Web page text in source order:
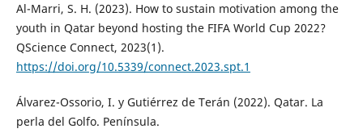
Al-Marri, S. H. (2023). How to sustain motivation among the
youth in Qatar beyond hosting the FIFA World Cup 2022?
QScience Connect, 2023(1).
https://doi.org/10.5339/connect.2023.spt.1
Álvarez-Ossorio, I. y Gutiérrez de Terán (2022). Qatar. La
perla del Golfo. Península.